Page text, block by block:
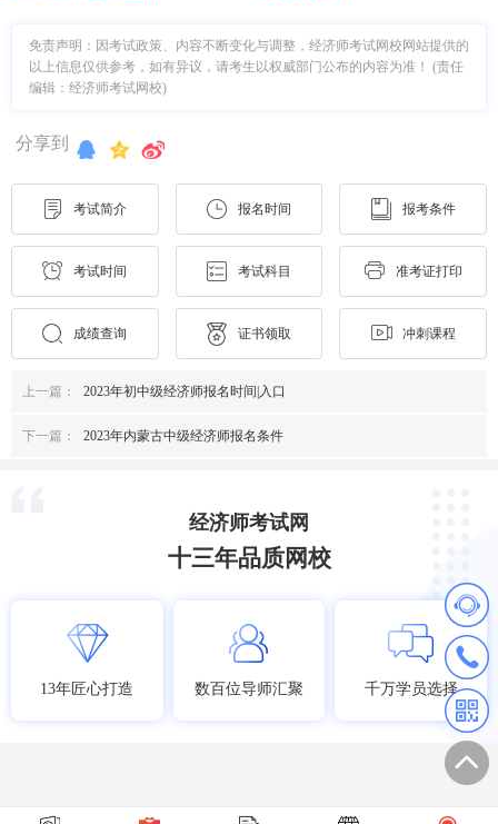
免责声明：因考试政策、内容不断变化与调整，经济师考试网校网站提供的
以上信息仅供参考，如有异议，请考生以权威部门公布的内容为准！ (责任
编辑：经济师考试网校)
分享到
考试简介 报名时间 报考条件
考试时间 考试科目 准考证打印
成绩查询 证书领取 冲刺课程
上一篇： 2023年初中级经济师报名时间|入口
下一篇： 2023年内蒙古中级经济师报名条件
经济师考试网
十三年品质网校
13年匠心打造 数百位导师汇聚 千万学员选择